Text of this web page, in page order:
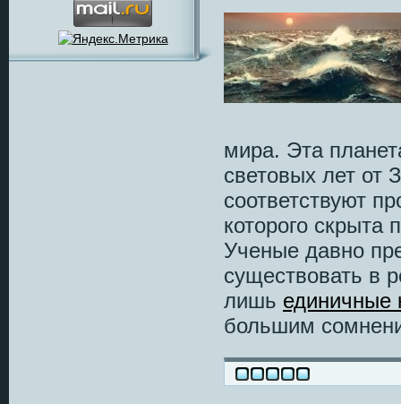
мира. Эта
световых лет от
соответствуют
которого скрыта
Ученые давно
существовать в
лишь единичные
большим